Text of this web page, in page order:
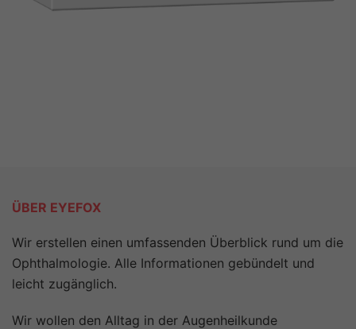
ÜBER EYEFOX
Wir erstellen einen umfassenden Überblick rund um die
Ophthalmologie. Alle Informationen gebündelt und
leicht zugänglich.
Wir wollen den Alltag in der Augenheilkunde